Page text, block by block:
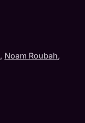
, Noam Roubah,